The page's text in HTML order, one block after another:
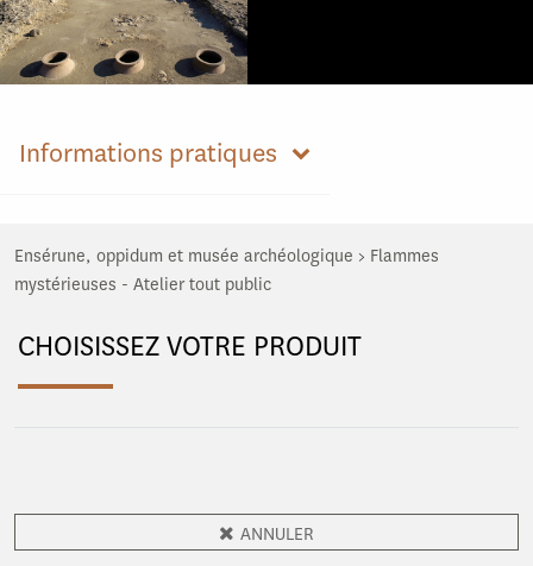
Informations pratiques
Ensérune, oppidum et musée archéologique > Flammes
mystérieuses - Atelier tout public
CHOISISSEZ VOTRE PRODUIT
ANNULER